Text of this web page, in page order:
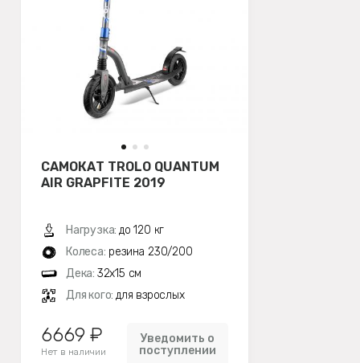
САМОКАТ TROLO QUANTUM
AIR GRAPFITE 2019
Нагрузка: до 120 кг
Колеса: резина 230/200
Дека: 32х15 см
Для кого: для взрослых
6669 ₽
Нет в наличии
Уведомить о
поступлении